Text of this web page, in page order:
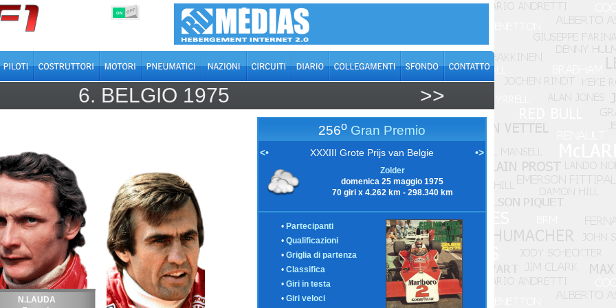
ON OFF
6. BELGIO 1975 >>
N.LAUDA
256o Gran Premio
<• XXXIII Grote Prijs van Belgie •>
Zolder
domenica 25 maggio 1975
70 giri x 4.262 km - 298.340 km
• Partecipanti
• Qualificazioni
• Griglia di partenza
• Classifica
• Giri in testa
• Giri veloci